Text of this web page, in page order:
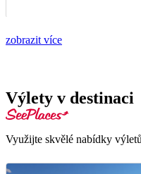
zobrazit více
Výlety v destinaci
Využijte skvělé nabídky